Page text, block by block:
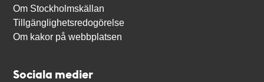
Om Stockholmskällan
Tillgänglighetsredogörelse
Om kakor på webbplatsen
Sociala medier